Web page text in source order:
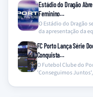
Estádio do Dragão
Feminino…
O Estádio do Dragão
da apresentação da
FC Porto Lança Série
Conquista…
O Futebol Clube do
'Conseguimos